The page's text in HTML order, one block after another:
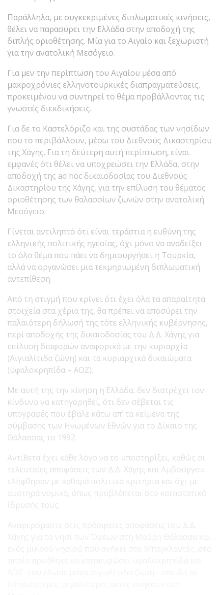
Παράλληλα, με συγκεκριμένες διπλωματικές κινήσεις,
θέλει να παρασύρει την Ελλάδα στην αποδοχή της
διπλής οριοθέτησης. Μία για το Αιγαίο και ξεχωριστή
για την ανατολική Μεσόγειο.
Για μεν την περίπτωση του Αιγαίου μέσα από
μακροχρόνιες ελληνοτουρκικές διαπραγματεύσεις,
προκειμένου να συντηρεί το θέμα προβάλλοντας τις
γνωστές διεκδικήσεις.
Για δε το Καστελόριζο και της συστάδας των νησίδων
που το περιβάλλουν, μέσω του Διεθνούς Δικαστηρίου
της Χάγης. Για τη δεύτερη αυτή περίπτωση, είναι
εμφανές ότι θέλει να υποχρεώσει την Ελλάδα, στην
αποδοχή της ad hoc δικαιοδοσίας του Διεθνούς
Δικαστηρίου της Χάγης, για την επίλυση του θέματος
οριοθέτησης των θαλασσίων ζωνών στην ανατολική
Μεσόγειο.
Γίνεται αντιληπτό ότι είναι τεράστια η ευθύνη της
ελληνικής πολιτικής ηγεσίας, όχι μόνο να αναδείξει
το όλο θέμα που πάει να δημιουργήσει η Τουρκία,
αλλά να οργανώσει μια τεκμηριωμένη διπλωματική
αντεπίθεση.
Από τη στιγμή που κρίνει ότι έχει όλα τα απαραίτητα
στοιχεία στα χέρια της, θα πρέπει να αποσύρει την
παλαιότερη δήλωσή της τότε ελληνικής κυβέρνησης,
περί αποδοχής της δικαιοδοσίας του Δ.Δ. Χάγης για
επίλυση διαφορών αναφορικά με την κυριαρχία
(Αιγιαλίτιδα ζώνη) και τα κυριαρχικά δικαιώματα
(υφαλοκρηπίδα – ΑΟΖ).
Με αυτή της την κίνηση η Ελλάδα, δεν διατρέχει τον
κίνδυνο να κατηγορηθεί, ότι δεν σέβεται τις
υπογραφές που έβαλε κάτω απ’ τα κείμενα της
σύμβασης των Ηνωμένων Εθνών για το Δίκαιο της
Θάλασσας το 1992.
Αντίθετα έχει κάθε λόγο να το υποστηρίξει, καθώς οι
τελευταίες αποφάσεις των Δ.Δ. Χάγης και Αμβούργου
ελήφθησαν με καθαρά πολιτικά κριτήρια και όχι με
αυστηρά νομικά, όπως προβλέπεται στο καταστατικό
ίδρυσής τους.